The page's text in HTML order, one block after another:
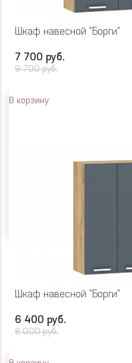
Шкаф навесной "Борги"
7 700 руб.
9 700 руб.
В корзину
Шкаф навесной "Борги"
6 400 руб.
8 000 руб.